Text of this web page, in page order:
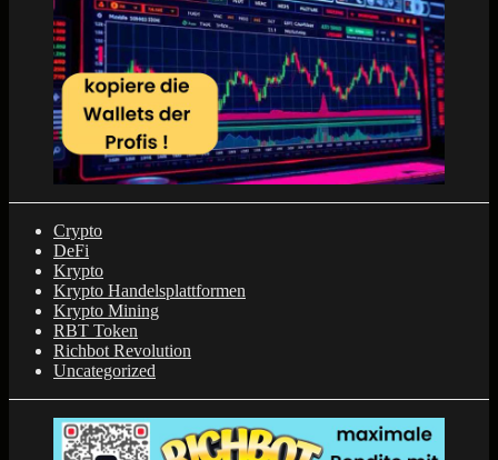
Crypto
DeFi
Krypto
Krypto Handelsplattformen
Krypto Mining
RBT Token
Richbot Revolution
Uncategorized